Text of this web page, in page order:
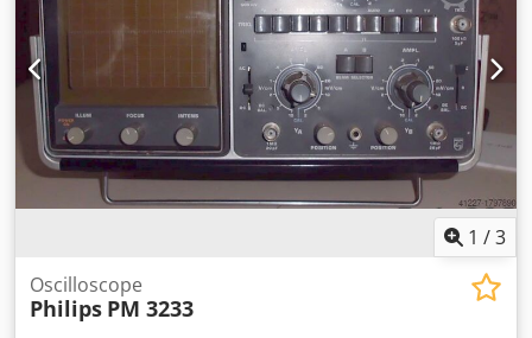
1 /3
Oscilloscope
Philips PM 3233